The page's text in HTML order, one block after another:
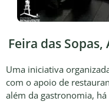
Feira das
Uma iniciativa
com o apoio de
além da gastronomia, há